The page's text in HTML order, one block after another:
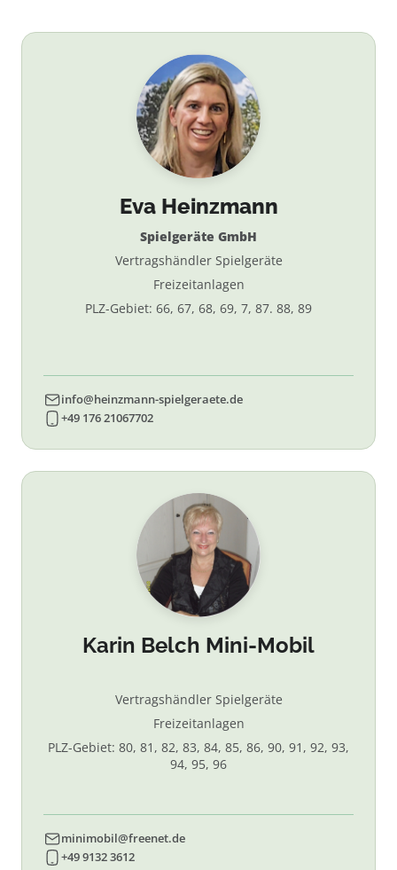
Eva Heinzmann
Spielgeräte GmbH
Vertragshändler Spielgeräte
Freizeitanlagen
PLZ-Gebiet: 66, 67, 68, 69, 7, 87. 88, 89
info@heinzmann-spielgeraete.de
+49 176 21067702
Karin Belch Mini-Mobil
Vertragshändler Spielgeräte
Freizeitanlagen
PLZ-Gebiet: 80, 81, 82, 83, 84, 85, 86, 90, 91, 92, 93,
94, 95, 96
minimobil@freenet.de
+49 9132 3612